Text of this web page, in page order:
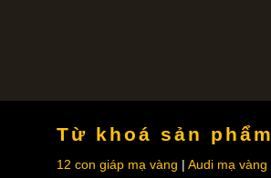
Từ khoá sản phẩm
12 con giáp mạ vàng Audi mạ vàng